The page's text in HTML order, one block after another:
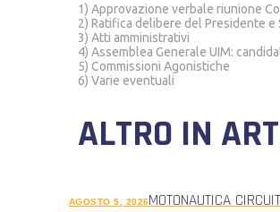
1) Approvazione verbale riunione
2) Ratifica delibere del Presidente e
3) Atti amministrativi
4) Assemblea Generale UIM:
5) Commissioni Agonistiche
6) Varie eventuali
ALTRO IN
AGOSTO 5, 2026MOTONAUTICA